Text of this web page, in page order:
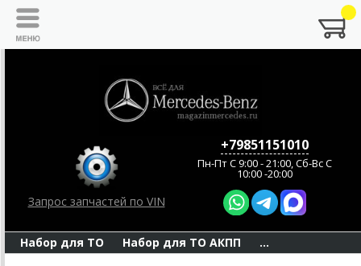
Запрос запчастей по VIN
+79851151010
Пн-Пт C 9:00 - 21:00, Сб-Вс С
10:00 -20:00
Набор для ТО Набор для ТО АКПП ...